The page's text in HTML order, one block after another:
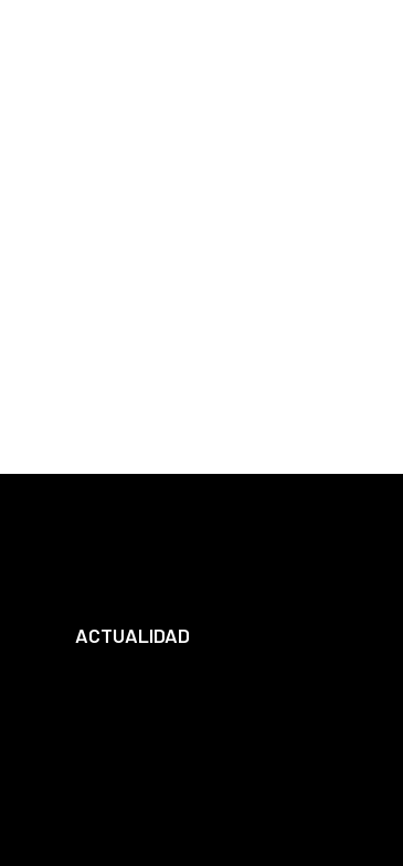
ACTUALIDAD